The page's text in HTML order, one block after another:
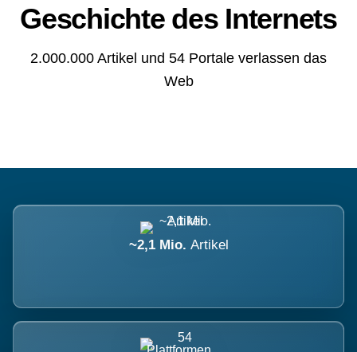
Geschichte des Internets
2.000.000 Artikel und 54 Portale verlassen das
Web
~2,1 Mio. Artikel